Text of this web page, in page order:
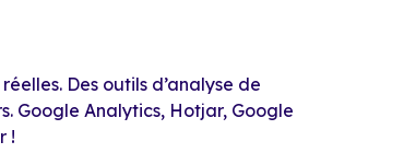
Des outils d’analyse de
Google Analytics, Hotjar, Google
!